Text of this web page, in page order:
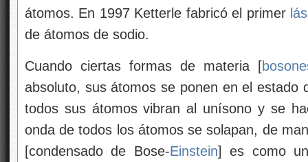
átomos. En 1997 Ketterle fabricó el primer
de átomos de sodio.
Cuando ciertas formas de materia [
absoluto, sus átomos se ponen en el estado
todos sus átomos vibran al unísono y se
onda de todos los átomos se solapan, de
[condensado de Bose-Einstein] es como un